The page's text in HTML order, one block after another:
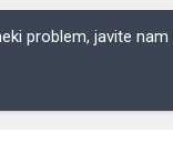
problem, javite nam